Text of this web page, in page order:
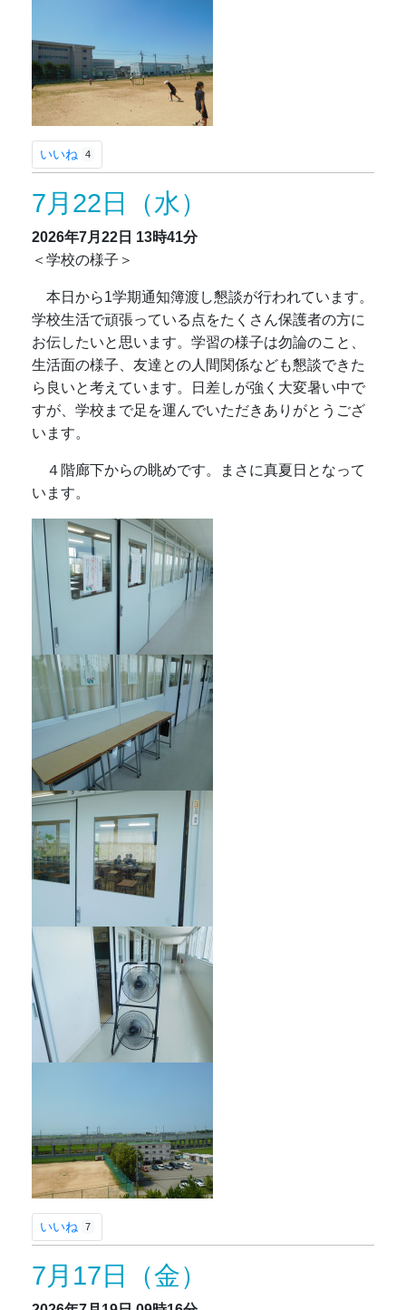
いいね 4
7月22日（水）
2026年7月22日 13時41分
＜学校の様子＞
本日から1学期通知簿渡し懇談が行われています。
学校生活で頑張っている点をたくさん保護者の方に
お伝したいと思います。学習の様子は勿論のこと、
生活面の様子、友達との人間関係なども懇談できた
ら良いと考えています。日差しが強く大変暑い中で
すが、学校まで足を運んでいただきありがとうござ
います。
４階廊下からの眺めです。まさに真夏日となって
います。
いいね 7
7月17日（金）